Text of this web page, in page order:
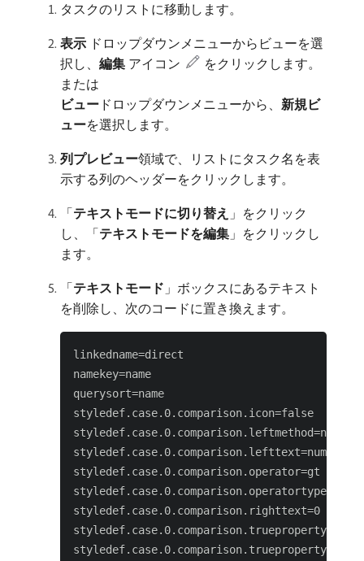
タスクのリストに移動します。
表示 ドロップダウンメニューからビューを選
択し、 編集 アイコン
をクリックします。
または
ビュー ​ドロップダウンメニューから、 新規ビ
ュー​を選択します。
列プレビュー​領域で、リストにタスク名を表
示する列のヘッダーをクリックします。
「テキストモードに切り替え 」をクリック
し、「テキストモードを編集 」をクリックし
ます。
「テキストモード 」ボックスにあるテキスト
を削除し、次のコードに置き換えます。
linkedname=direct
namekey=name
querysort=name
styledef.case.0.comparison.icon=false
styledef.case.0.comparison.operator=gt
styledef.case.0.comparison.operatortype=int
styledef.case.0.comparison.righttext=0